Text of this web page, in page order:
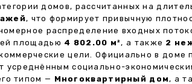
домов, рассчитанных на
, что формирует привычную
распределение входных
площадью 4 802.00 м², а также 2
цели. Официально в доме
усреднённым социально-
типом — Многоквартирный дом, а